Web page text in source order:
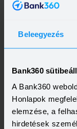
Beleegyezés
Bank360
A Bank360
Honlapok
elemzése, a
hirdetések